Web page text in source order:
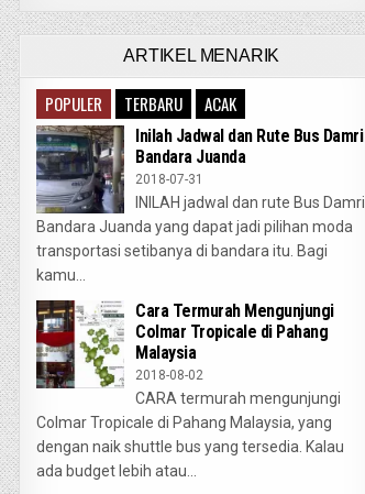
ARTIKEL MENARIK
POPULER TERBARU ACAK
Inilah Jadwal dan Rute Bus Damri
Bandara Juanda
2018-07-31
INILAH jadwal dan rute Bus Damri
Bandara Juanda yang dapat jadi pilihan moda
transportasi setibanya di bandara itu. Bagi
kamu...
Cara Termurah Mengunjungi
Colmar Tropicale di Pahang
Malaysia
2018-08-02
CARA termurah mengunjungi
Colmar Tropicale di Pahang Malaysia, yang
dengan naik shuttle bus yang tersedia. Kalau
ada budget lebih atau...